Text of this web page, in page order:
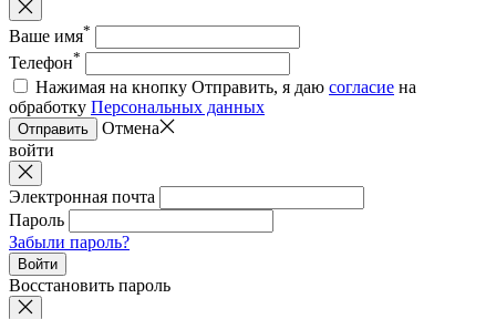
Ваше имя*
Телефон*
Нажимая на кнопку Отправить, я даю согласие на
обработку Персональных данных
Отправить
Отмена
войти
Электронная почта
Пароль
Забыли пароль?
Войти
Восстановить пароль